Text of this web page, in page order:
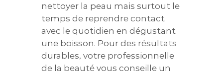
nettoyer la peau mais surtout le
temps de reprendre contact
avec le quotidien en dégustant
une boisson. Pour des résultats
durables, votre professionnelle
de la beauté vous conseille un